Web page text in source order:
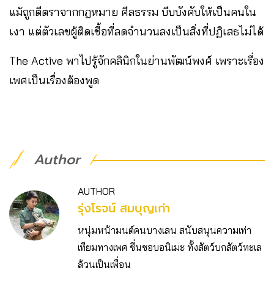
แม้ถูกตีตราจากกฎหมาย ศีลธรรม บีบบังคับให้เป็นคนใน
เงา แต่ตัวเลขผู้ติดเชื้อที่ลดจำนวนลงเป็นสิ่งที่ปฏิเสธไม่ได้
The Active พาไปรู้จักคลินิกในย่านพัฒน์พงศ์ เพราะเรื่อง
เพศเป็นเรื่องต้องพูด
Author
AUTHOR
รุ่งโรจน์ สมบุญเก่า
หนุ่มหน้ามนต์คนบางเลน สนับสนุนความเท่า
เทียมทางเพศ ชื่นชอบอนิเมะ ทั้งสัตว์บกสัตว์ทะเล
ล้วนเป็นเพื่อน